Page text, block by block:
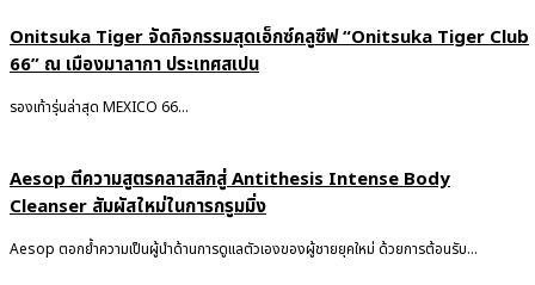
Onitsuka Tiger จัดกิจกรรมสุดเอ็กซ์คลูซีฟ “Onitsuka Tiger Club
66” ณ เมืองมาลากา ประเทศสเปน
รองเท้ารุ่นล่าสุด MEXICO 66...
Aesop ตีความสูตรคลาสสิกสู่ Antithesis Intense Body
Cleanser สัมผัสใหม่ในการกรูมมิ่ง
Aesop ตอกย้ำความเป็นผู้นำด้านการดูแลตัวเองของผู้ชายยุคใหม่ ด้วยการต้อนรับ...